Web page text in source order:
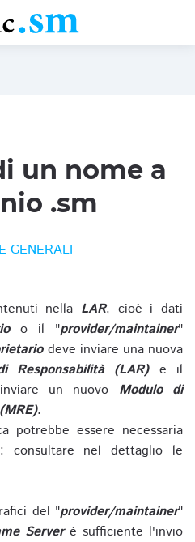
un nome a
.sm
GENERALI
nella LAR, cioè i dati
o il "provider/maintainer"
deve inviare una nuova
Responsabilità (LAR)e il
un nuovo Modulo di
.
potrebbe essere necessaria
consultare nel dettaglio le
del "provider/maintainer"
Serverè sufficiente l'invio